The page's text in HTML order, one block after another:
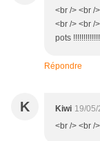
<br /> <br /
<br /> <br /
pots
Répondre
K Kiwi 19/05/
<br /> <br /